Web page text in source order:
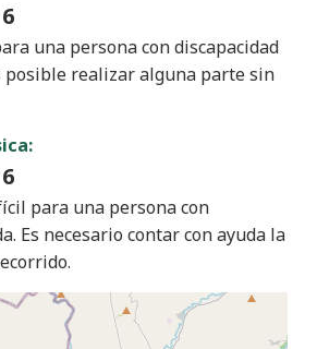
una persona con discapacidad
posible realizar alguna parte sin
para una persona con
Es necesario contar con ayuda la